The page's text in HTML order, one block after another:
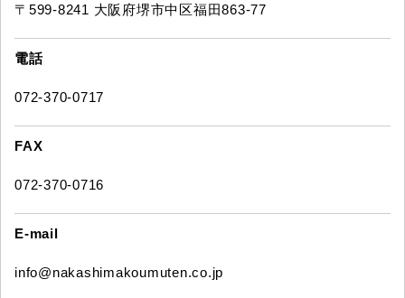
〒599-8241 大阪府堺市中区福田863-77
電話
072-370-0717
FAX
072-370-0716
E-mail
info@nakashimakoumuten.co.jp